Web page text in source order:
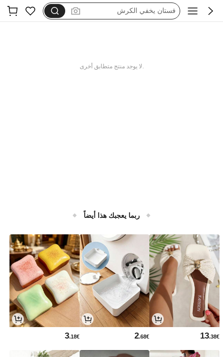
dazy
.لا يوجد منتج متطابق أخرى
ربما يعجبك هذا أيضاً
13.38€
2.68€
3.18€